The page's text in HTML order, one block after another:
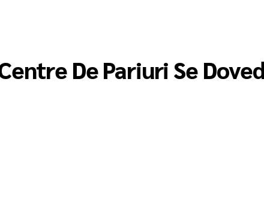
De Pariuri Se